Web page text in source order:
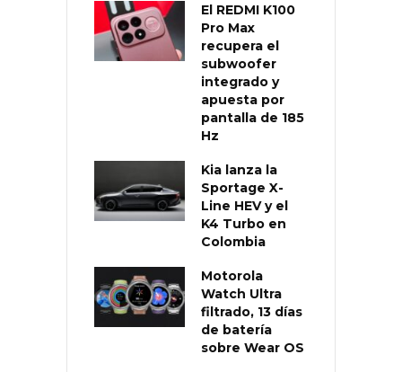
El REDMI K100
Pro Max
recupera el
subwoofer
integrado y
apuesta por
pantalla de 185
Hz
Kia lanza la
Sportage X-
Line HEV y el
K4 Turbo en
Colombia
Motorola
Watch Ultra
filtrado, 13 días
de batería
sobre Wear OS